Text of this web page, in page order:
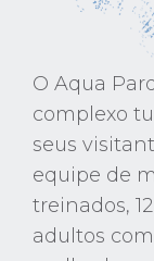
O Aqua
complexo
seus
equipe de
treinados,
adultos